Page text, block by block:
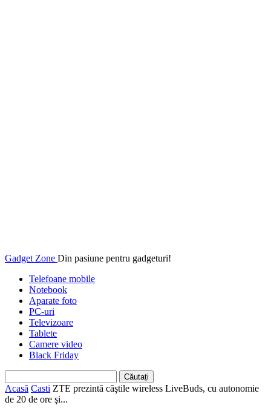
Gadget Zone Din pasiune pentru gadgeturi!
Telefoane mobile
Notebook
Aparate foto
PC-uri
Televizoare
Tablete
Camere video
Black Friday
Acasă Casti ZTE prezintă căştile wireless LiveBuds, cu autonomie
de 20 de ore şi...